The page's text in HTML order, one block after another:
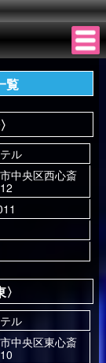
覧
ル
中央区西心斎
ル
中央区東心斎